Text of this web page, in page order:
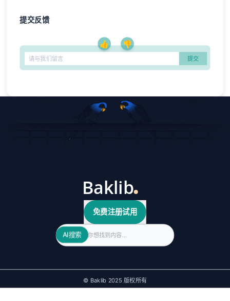
提交反馈
👍 👎
免费注册试用
Search
AI搜索
© Baklib 2025 版权所有